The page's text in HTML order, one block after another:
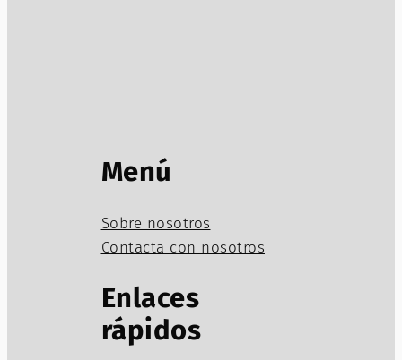
Menú
Sobre nosotros
Contacta con nosotros
Enlaces
rápidos